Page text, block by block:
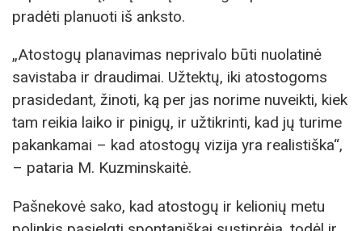
pradėti planuoti iš anksto.
„Atostogų planavimas neprivalo būti nuolatinė
savistaba ir draudimai. Užtektų, iki atostogoms
prasidedant, žinoti, ką per jas norime nuveikti, kiek
tam reikia laiko ir pinigų, ir užtikrinti, kad jų turime
pakankamai – kad atostogų vizija yra realistiška“,
– pataria M. Kuzminskaitė.
Pašnekovė sako, kad atostogų ir kelionių metu